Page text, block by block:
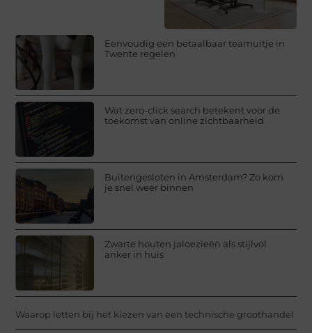
Eenvoudig een betaalbaar teamuitje in
Twente regelen
Wat zero-click search betekent voor de
toekomst van online zichtbaarheid
Buitengesloten in Amsterdam? Zo kom
je snel weer binnen
Zwarte houten jaloezieën als stijlvol
anker in huis
Waarop letten bij het kiezen van een technische groothandel